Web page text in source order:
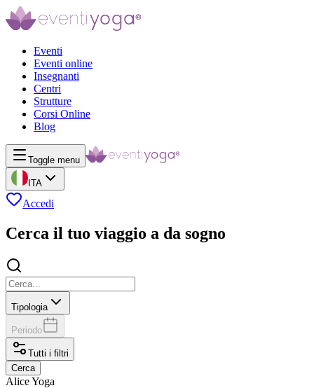
Eventi
Eventi online
Insegnanti
Centri
Strutture
Corsi Online
Blog
Toggle menu
ITA
Accedi
Cerca il tuo viaggio a da sogno
Tipologia
Periodo
Tutti i filtri
Cerca
Alice Yoga